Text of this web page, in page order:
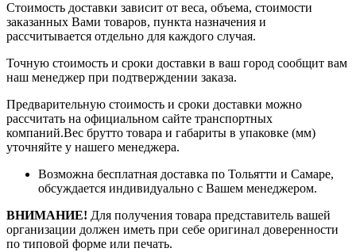
Стоимость доставки зависит от веса, объема, стоимости
заказанных Вами товаров, пункта назначения и
рассчитывается отдельно для каждого случая.
Точную стоимость и сроки доставки в ваш город сообщит вам
наш менеджер при подтверждении заказа.
Предварительную стоимость и сроки доставки можно
рассчитать на официальном сайте транспортных
компаний.Вес брутто товара и габариты в упаковке (мм)
уточняйте у нашего менеджера.
Возможна бесплатная доставка по Тольятти и Самаре,
обсуждается индивидуально с Вашем менеджером.
ВНИМАНИЕ! Для получения товара представитель вашей
организации должен иметь при себе оригинал доверенности
по типовой форме или печать.